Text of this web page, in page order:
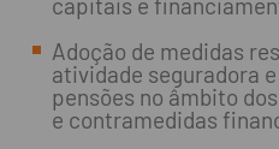
Adoção de medidas
atividade seguradora
pensões no âmbito
e contramedidas